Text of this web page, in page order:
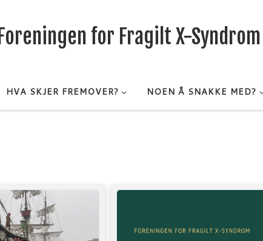
Foreningen for Fragilt X-Syndrom
HVA SKJER FREMOVER? NOEN Å SNAKKE MED?